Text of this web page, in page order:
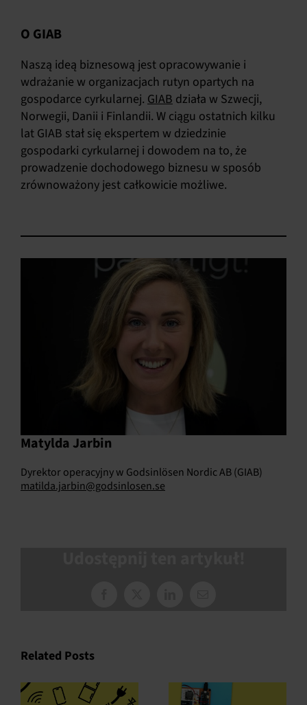
O GIAB
Naszą ideą biznesową jest opracowywanie i
wdrażanie w organizacjach rutyn opartych na
gospodarce cyrkularnej. GIABdziała w Szwecji,
Norwegii, Danii i Finlandii. W ciągu ostatnich kilku
lat GIAB stał się ekspertem w dziedzinie
gospodarki cyrkularnej i dowodem na to, że
prowadzenie dochodowego biznesu w sposób
zrównoważony jest całkowicie możliwe.
Matylda Jarbin
Dyrektor operacyjny w Godsinlösen Nordic AB (GIAB)
matilda.jarbin@godsinlosen.se
Related Posts